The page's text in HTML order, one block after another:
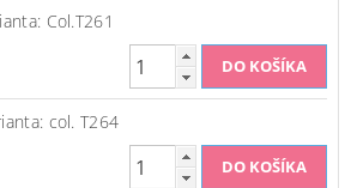
Col.T261
col. T264